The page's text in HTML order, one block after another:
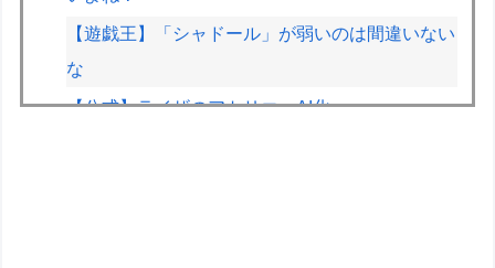
【遊戯王】「シャドール」が弱いのは間違いない
な
【公式】ライザのアトリエ、AI化ｗｗｗ